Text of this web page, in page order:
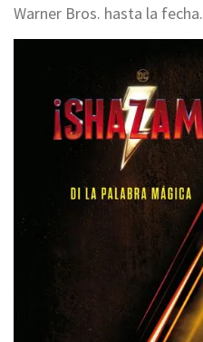
Warner Bros. hasta la fecha.